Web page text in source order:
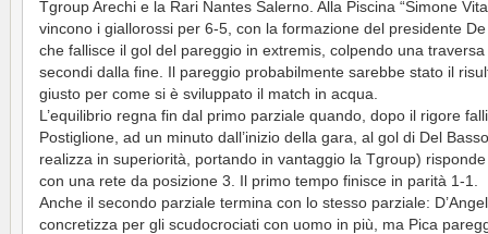
Tgroup Arechi e la Rari Nantes Salerno. Alla Piscina “Simone
vincono i giallorossi per 6-5, con la formazione del presidente
che fallisce il gol del pareggio in extremis, colpendo una
secondi dalla fine. Il pareggio probabilmente sarebbe stato il
giusto per come si è sviluppato il match in acqua.
L’equilibrio regna fin dal primo parziale quando, dopo il rigore
Postiglione, ad un minuto dall’inizio della gara, al gol di Del
realizza in superiorità, portando in vantaggio la Tgroup)
con una rete da posizione 3. Il primo tempo finisce in parità 1-1.
Anche il secondo parziale termina con lo stesso parziale:
concretizza per gli scudocrociati con uomo in più, ma Pica